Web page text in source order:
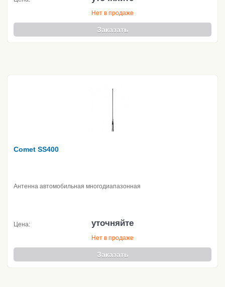
Нет в продаже
Заказать
Comet SS400
Антенна автомобильная многодиапазонная
Цена: уточняйте
Нет в продаже
Заказать